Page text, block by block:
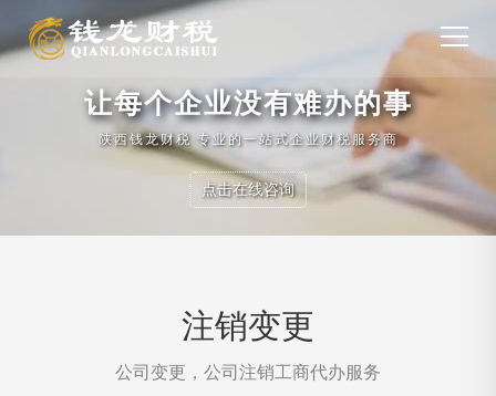
让每个企业没有难办的事
陕西钱龙财税 专业的一站式企业财税服务商
点击在线咨询
注销变更
公司变更，公司注销工商代办服务